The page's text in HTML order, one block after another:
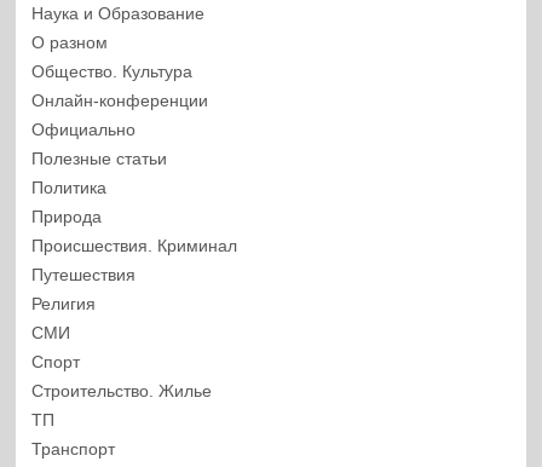
Наука и Образование
О разном
Общество. Культура
Онлайн-конференции
Официально
Полезные статьи
Политика
Природа
Происшествия. Криминал
Путешествия
Религия
СМИ
Спорт
Строительство. Жилье
ТП
Транспорт